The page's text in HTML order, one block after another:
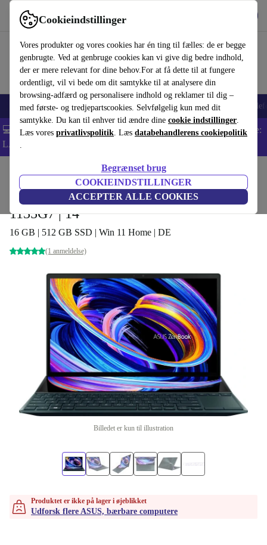
Cookieindstillinger
Vores produkter og vores cookies har én ting til fælles: de er begge
genbrugte. Ved at genbruge cookies kan vi give dig bedre indhold,
der er mere relevant for dine behov.For at få dette til at fungere
ordentligt, vil vi bede om dit samtykke til at analysere din
browsing-adfærd og personalisere indhold og reklamer til dig –
med første- og tredjepartscookies. Selvfølgelig kun med dit
samtykke. Du kan til enhver tid ændre dine cookie indstillinger.
Læs vores privatlivspolitik. Læs databehandlerens cookiepolitik
.
Begrænset brug
COOKIEINDSTILLINGER
ACCEPTER ALLE COOKIES
Brug refurbed hurtigt og nemt
Smartphones Bærbare Tablets Smartwatches Tilbehør
💻 Ekstra 5% rabat på alle MacBooks og bærbare computere - Kode:
LAPTOP5 -
Bærbare computere ASUS, bærbare computere
ASUS ZenBook Duo 14 UX482EA | i5-
1135G7 | 14"
16 GB | 512 GB SSD | Win 11 Home | DE
(1 anmeldelse)
Billedet er kun til illustration
Produktet er ikke på lager i øjeblikket
Udforsk flere ASUS, bærbare computere